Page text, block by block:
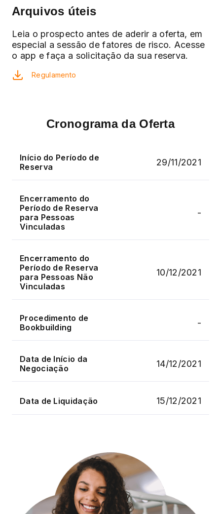
Arquivos úteis
Leia o prospecto antes de aderir a oferta, em
especial a sessão de fatores de risco. Acesse
o app e faça a solicitação da sua reserva.
Regulamento
Cronograma da Oferta
Início do Período de
Reserva
29/11/2021
Encerramento do
Período de Reserva
para Pessoas
Vinculadas
-
Encerramento do
Período de Reserva
para Pessoas Não
Vinculadas
10/12/2021
Procedimento de
Bookbuilding
-
Data de Início da
Negociação
14/12/2021
Data de Liquidação 15/12/2021